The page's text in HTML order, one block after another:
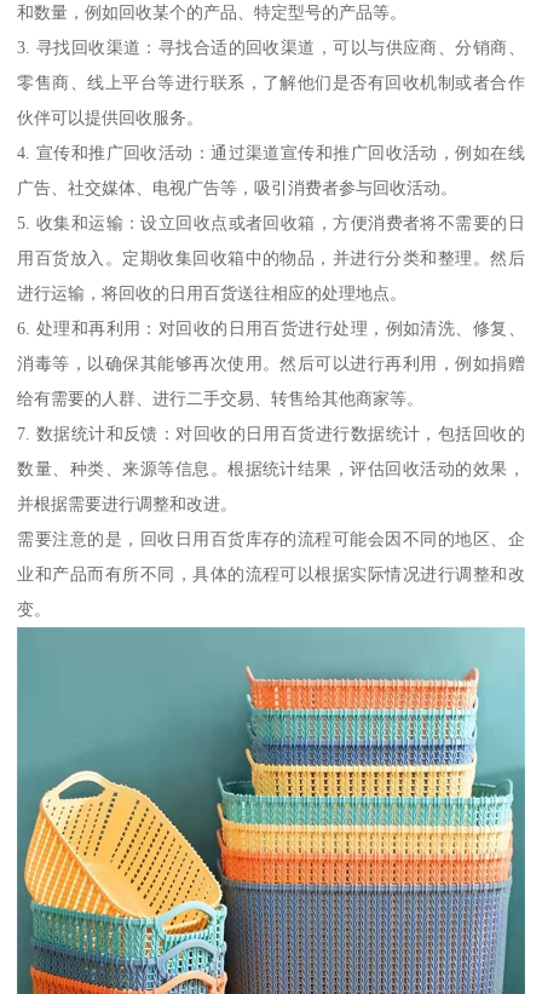
和数量，例如回收某个的产品、特定型号的产品等。
3. 寻找回收渠道：寻找合适的回收渠道，可以与供应商、分销商、
零售商、线上平台等进行联系，了解他们是否有回收机制或者合作
伙伴可以提供回收服务。
4. 宣传和推广回收活动：通过渠道宣传和推广回收活动，例如在线
广告、社交媒体、电视广告等，吸引消费者参与回收活动。
5. 收集和运输：设立回收点或者回收箱，方便消费者将不需要的日
用百货放入。定期收集回收箱中的物品，并进行分类和整理。然后
进行运输，将回收的日用百货送往相应的处理地点。
6. 处理和再利用：对回收的日用百货进行处理，例如清洗、修复、
消毒等，以确保其能够再次使用。然后可以进行再利用，例如捐赠
给有需要的人群、进行二手交易、转售给其他商家等。
7. 数据统计和反馈：对回收的日用百货进行数据统计，包括回收的
数量、种类、来源等信息。根据统计结果，评估回收活动的效果，
并根据需要进行调整和改进。
需要注意的是，回收日用百货库存的流程可能会因不同的地区、企
业和产品而有所不同，具体的流程可以根据实际情况进行调整和改
变。